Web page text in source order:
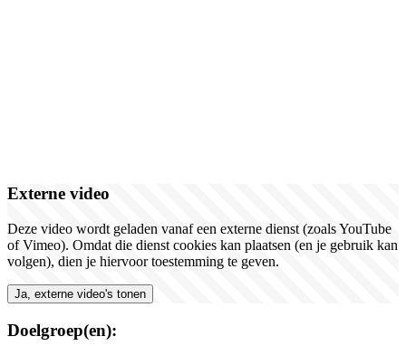
Externe video
Deze video wordt geladen vanaf een externe dienst (zoals YouTube
of Vimeo). Omdat die dienst cookies kan plaatsen (en je gebruik kan
volgen), dien je hiervoor toestemming te geven.
Ja, externe video's tonen
Doelgroep(en):